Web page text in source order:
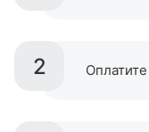
2